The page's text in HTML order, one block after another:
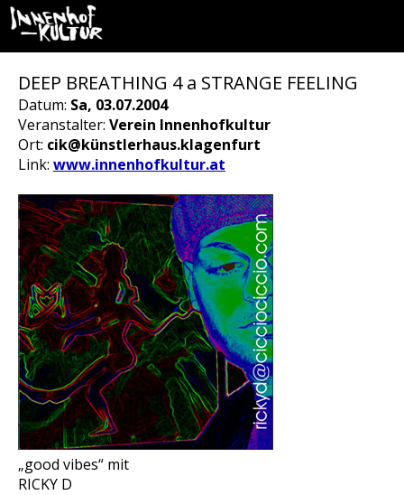
DEEP BREATHING 4 a STRANGE FEELING
Datum: Sa, 03.07.2004
Veranstalter: Verein Innenhofkultur
Ort: cik@künstlerhaus.klagenfurt
Link: www.innenhofkultur.at
„good vibes“ mit
RICKY D